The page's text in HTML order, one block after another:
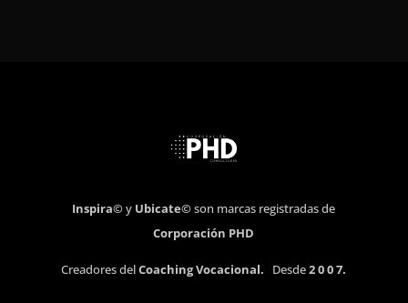
Inspira©y Ubicate©son marcas registradas de
Corporación PHD
Creadores delCoaching Vocacional. Desde2 0 0 7.